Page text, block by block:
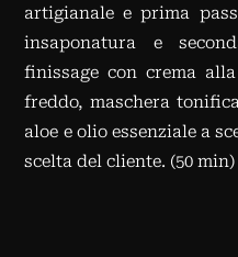
artigianale e prima
insaponatura e
finissage con crema
freddo, maschera
aloe e olio essenziale a
scelta del cliente. (50 min)